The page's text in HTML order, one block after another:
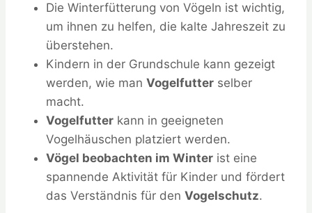
Die Winterfütterung von Vögeln ist wichtig,
um ihnen zu helfen, die kalte Jahreszeit zu
überstehen.
Kindern in der Grundschule kann gezeigt
werden, wie man Vogelfutter selber
macht.
Vogelfutter kann in geeigneten
Vogelhäuschen platziert werden.
Vögel beobachten im Winter ist eine
spannende Aktivität für Kinder und fördert
das Verständnis für den Vogelschutz.